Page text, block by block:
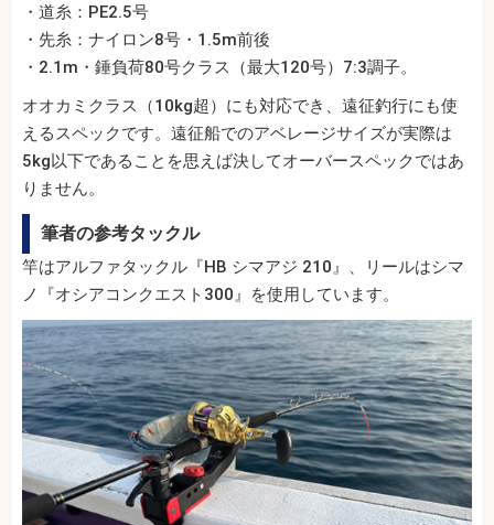
・道糸：PE2.5号
・先糸：ナイロン8号・1.5m前後
・2.1m・錘負荷80号クラス（最大120号）7:3調子。
オオカミクラス（10kg超）にも対応でき、遠征釣行にも使
えるスペックです。遠征船でのアベレージサイズが実際は
5kg以下であることを思えば決してオーバースペックではあ
りません。
筆者の参考タックル
竿はアルファタックル『HB シマアジ 210』、リールはシマ
ノ『オシアコンクエスト300』を使用しています。